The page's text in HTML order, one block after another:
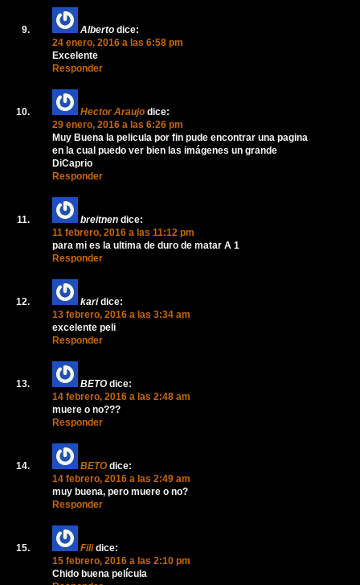
Alberto dice:
24 enero, 2016 a las 6:58 pm
Excelente
Responder
Hector Araujo dice:
29 enero, 2016 a las 6:26 pm
Muy Buena la pelicula por fin pude encontrar una pagina
en la cual puedo ver bien las imágenes un grande
DiCaprio
Responder
breitnen dice:
11 febrero, 2016 a las 11:12 pm
para mi es la ultima de duro de matar A 1
Responder
kari dice:
13 febrero, 2016 a las 3:34 am
excelente peli
Responder
BETO dice:
14 febrero, 2016 a las 2:48 am
muere o no???
Responder
BETO dice:
14 febrero, 2016 a las 2:49 am
muy buena, pero muere o no?
Responder
Fili dice:
15 febrero, 2016 a las 2:10 pm
Chido buena película